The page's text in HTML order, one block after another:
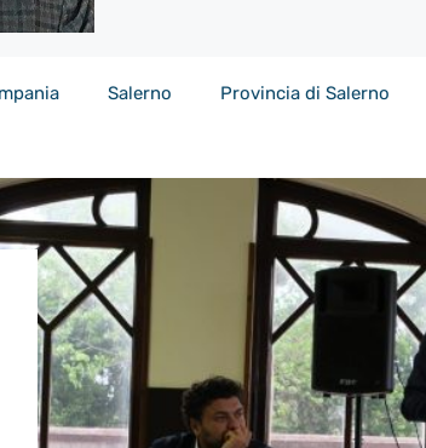
Salerno Provincia di Salerno